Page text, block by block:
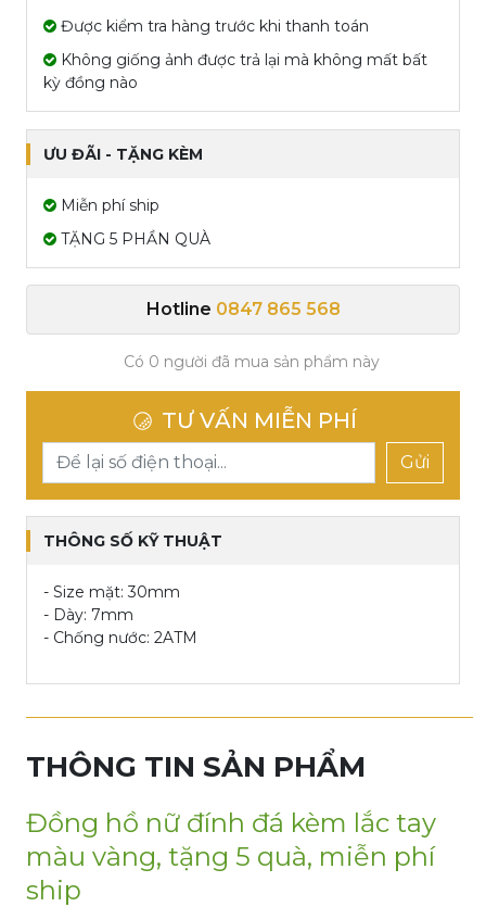
Được kiểm tra hàng trước khi thanh toán
Không giống ảnh được trả lại mà không mất bất
kỳ đồng nào
ƯU ĐÃI - TẶNG KÈM
Miễn phí ship
TẶNG 5 PHẦN QUÀ
Hotline 0847 865 568
Có 0 người đã mua sản phẩm này
TƯ VẤN MIỄN PHÍ
Gửi
THÔNG SỐ KỸ THUẬT
- Size mặt: 30mm
- Dày: 7mm
- Chống nước: 2ATM
THÔNG TIN SẢN PHẨM
Đồng hồ nữ đính đá kèm lắc tay
màu vàng, tặng 5 quà, miễn phí
ship